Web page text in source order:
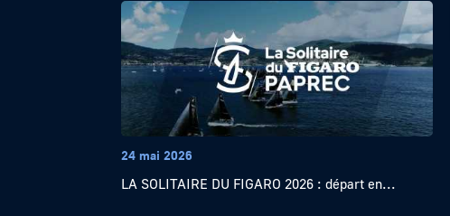
24 mai 2026
LA SOLITAIRE DU FIGARO 2026 : départ en...